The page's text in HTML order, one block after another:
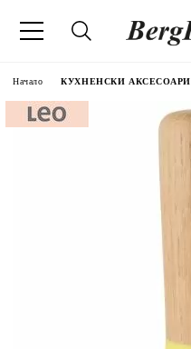
Начало КУХНЕНСКИ АКСЕСОАРИ